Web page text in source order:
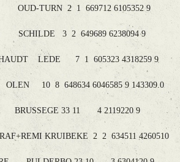
OUD-TURN 2 1 669712 6105352 9
SCHILDE 3 2 649689 6238094 9
LEDE 7 1 605323 4318259 9
10 8 648634 6046585 9 143309.0
BRUSSEGE 33 11 4 2119220 9
KRUIBEKE 2 2 634511 4260510